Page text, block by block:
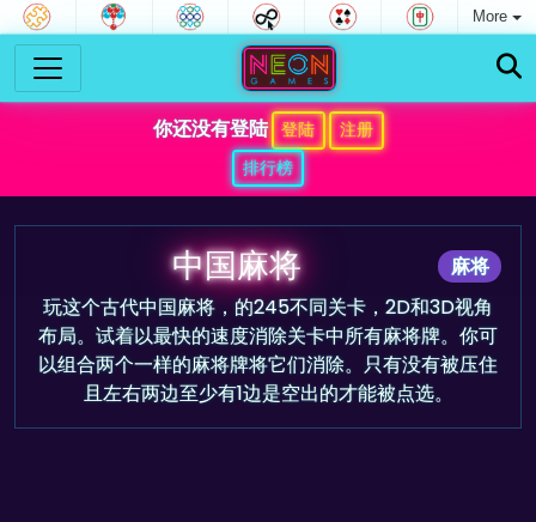
More
你还没有登陆 登陆
注册
排行榜
麻将
中国麻将
玩这个古代中国麻将，的245不同关卡，2D和3D视角
布局。试着以最快的速度消除关卡中所有麻将牌。你可
以组合两个一样的麻将牌将它们消除。只有没有被压住
且左右两边至少有1边是空出的才能被点选。